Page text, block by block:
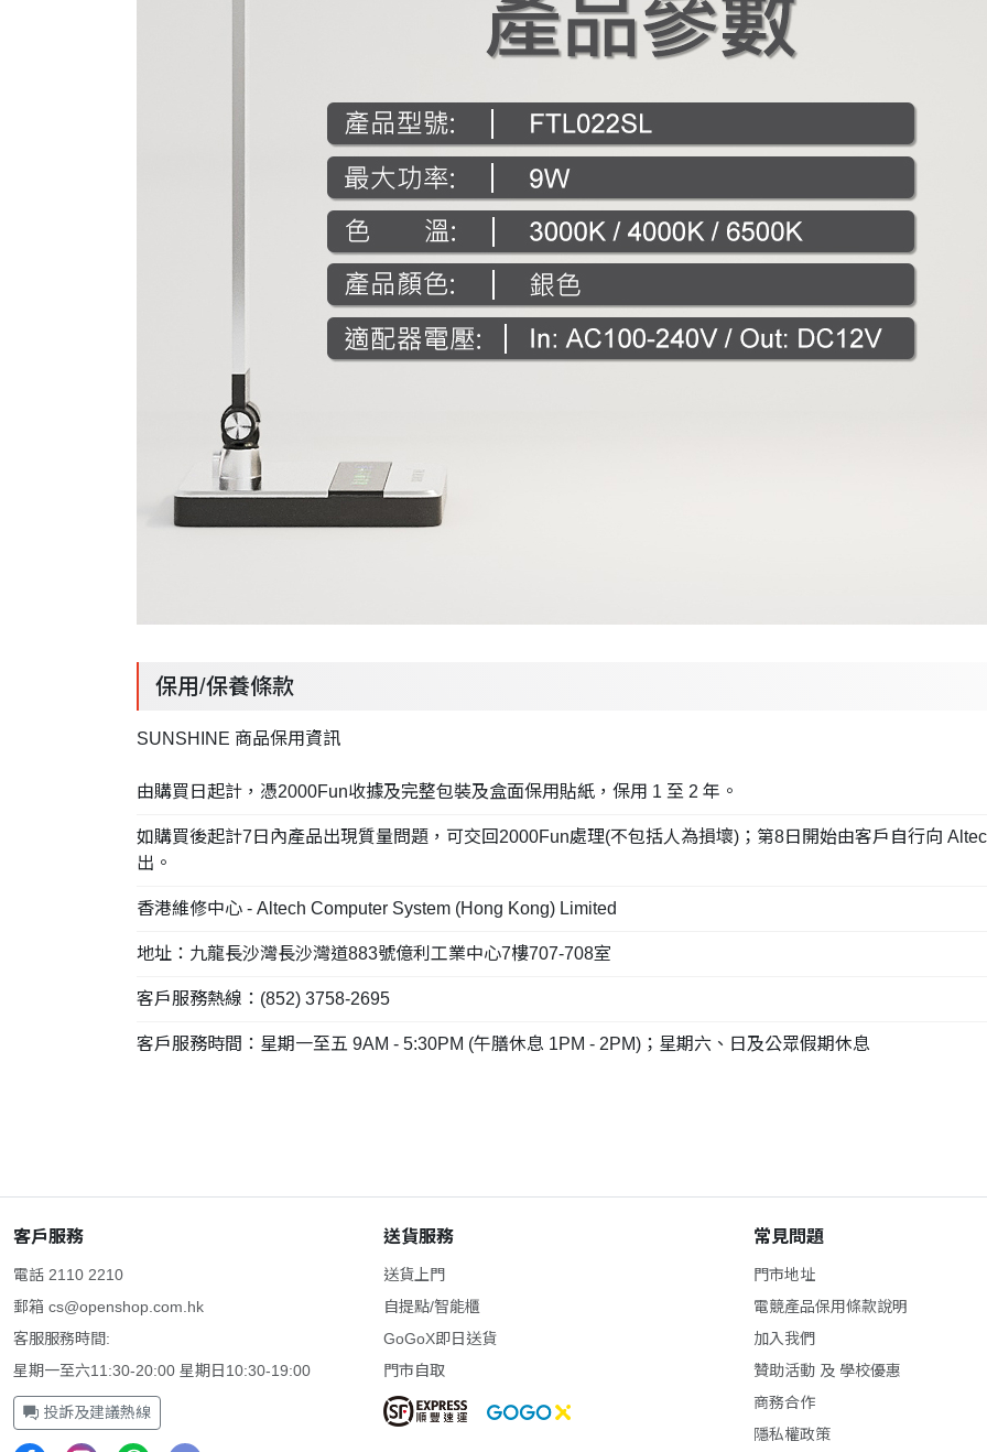
保用/保養條款
SUNSHINE 商品保用資訊
由購買日起計，憑2000Fun收據及完整包裝及盒面保用貼紙，保用 1 至 2 年。
如購買後起計7日內產品出現質量問題，可交回2000Fun處理(不包括人為損壞)；第8日開始由客戶自行向
出。
香港維修中心 - Altech Computer System (Hong Kong) Limited
地址：九龍長沙灣長沙灣道883號億利工業中心7樓707-708室
客戶服務熱線：(852) 3758-2695
客戶服務時間：星期一至五 9AM - 5:30PM (午膳休息 1PM - 2PM)；星期六、日及公眾假期休息
客戶服務
電話 2110 2210
郵箱 cs@openshop.com.hk
客服服務時間:
星期一至六11:30-20:00 星期日10:30-19:00
投訴及建議熱線
送貨服務
送貨上門
自提點/智能櫃
GoGoX即日送貨
門市自取
常見問題
門市地址
電競產品保用條款說明
加入我們
贊助活動 及 學校優惠
商務合作
隱私權政策